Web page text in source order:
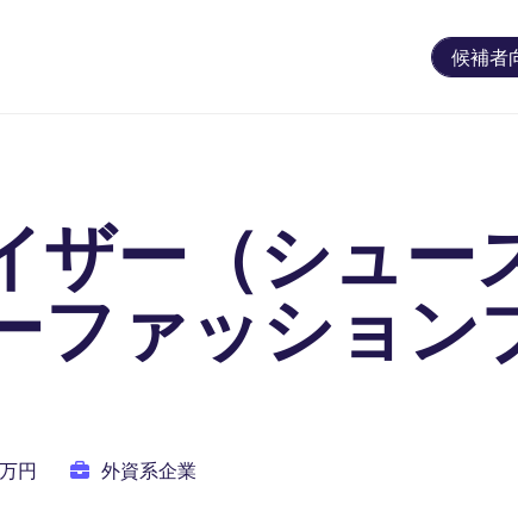
候補者
ザー（シュー
ファッション
円 外資系企業